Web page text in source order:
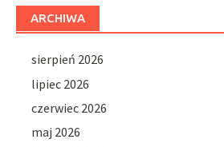
ARCHIWA
sierpień 2026
lipiec 2026
czerwiec 2026
maj 2026